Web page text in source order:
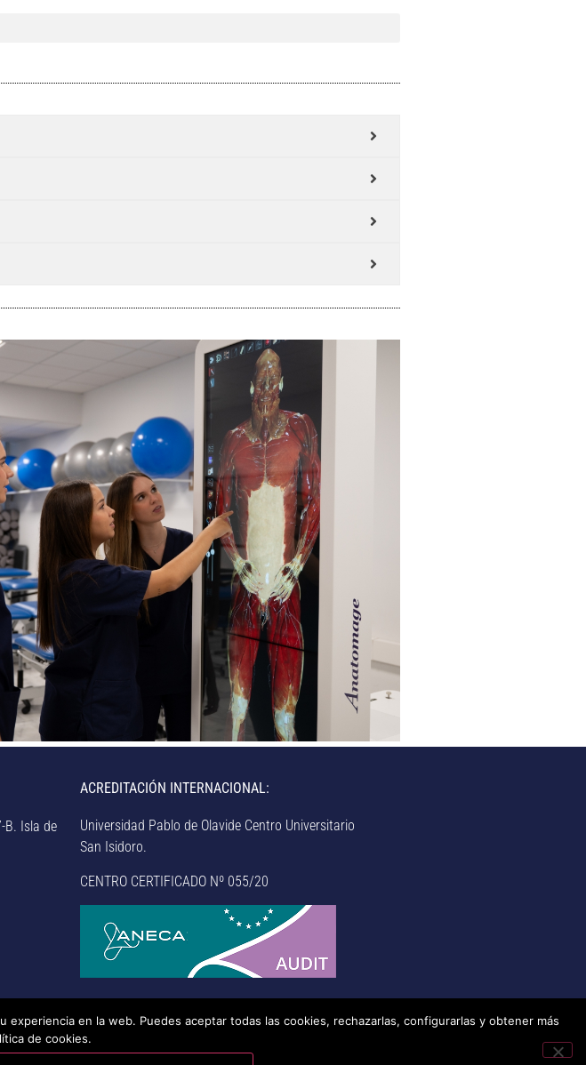
B. Isla de
ACREDITACIÓN INTERNACIONAL:
Universidad Pablo de Olavide Centro Universitario
San Isidoro.
CENTRO CERTIFICADO Nº 055/20
legal, política de
–Última
en la web. Puedes aceptar todas las cookies, rechazarlas, configurarlas y obtener más
de cookies.